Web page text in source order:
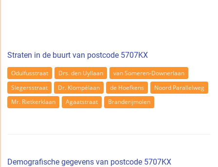
Straten in de buurt van postcode 5707KX
Odulfusstraat Drs. den Uyllaan
van Someren-Downerlaan
Slegersstraat
Dr. Klompélaan de Hoefkens
Noord Parallelweg
Mr. Rietkerklaan
Agaatstraat Branderijmolen
Demografische gegevens van postcode 5707KX